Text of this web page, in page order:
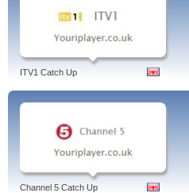
ITV1 Catch Up
Channel 5 Catch Up